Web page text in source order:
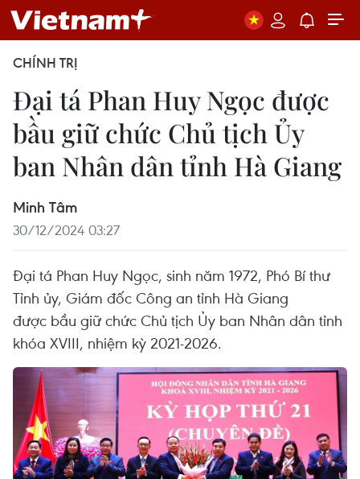
CHÍNH TRỊ
Đại tá Phan Huy Ngọc được
bầu giữ chức Chủ tịch Ủy
ban Nhân dân tỉnh Hà Giang
Minh Tâm
30/12/2024 03:27
Đại tá Phan Huy Ngọc, sinh năm 1972, Phó Bí thư
Tỉnh ủy, Giám đốc Công an tỉnh Hà Giang
được bầu giữ chức Chủ tịch Ủy ban Nhân dân tỉnh
khóa XVIII, nhiệm kỳ 2021-2026.